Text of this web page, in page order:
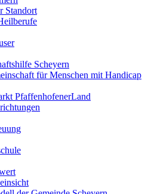
Standort
Scheyern
für Menschen mit Handicap
PfaffenhofenerLand